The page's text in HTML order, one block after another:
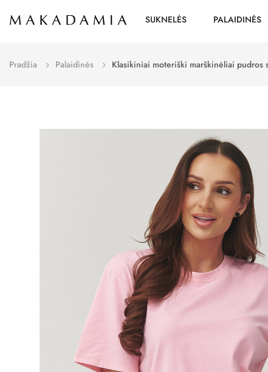
SUKNELĖS PALAIDINĖS
Pradžia Palaidinės Klasikiniai moteriški marškinėliai pudros